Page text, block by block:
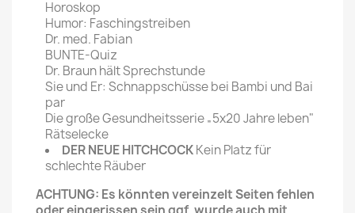
Horoskop
Humor: Faschingstreiben
Dr. med. Fabian
BUNTE-Quiz
Dr. Braun hält Sprechstunde
Sie und Er: Schnappschüsse bei Bambi und Bai
par
Die große Gesundheitsserie „5x20 Jahre leben"
Rätselecke
DER NEUE HITCHCOCKKein Platz für
schlechte Räuber
ACHTUNG: Es könnten vereinzelt Seiten fehlen